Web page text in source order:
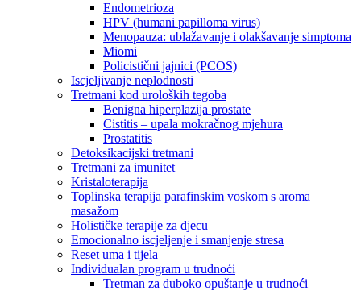
Endometrioza
HPV (humani papilloma virus)
Menopauza: ublažavanje i olakšavanje simptoma
Miomi
Policistični jajnici (PCOS)
Iscjeljivanje neplodnosti
Tretmani kod uroloških tegoba
Benigna hiperplazija prostate
Cistitis – upala mokračnog mjehura
Prostatitis
Detoksikacijski tretmani
Tretmani za imunitet
Kristaloterapija
Toplinska terapija parafinskim voskom s aroma
masažom
Holističke terapije za djecu
Emocionalno iscjeljenje i smanjenje stresa
Reset uma i tijela
Individualan program u trudnoći
Tretman za duboko opuštanje u trudnoći